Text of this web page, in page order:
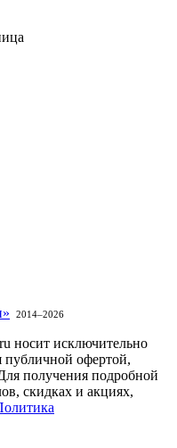
2014–2026
носит исключительно
публичной офертой,
получения подробной
скидках и акциях,